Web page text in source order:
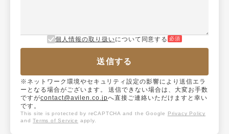
個人情報の取り扱いについて同意する 必須
送信する
※ネットワーク環境やセキュリティ設定の影響により送信エラ
ーとなる場合がございます。 送信できない場合は、大変お手数
ですがcontact@avilen.co.jpへ直接ご連絡いただけますと幸い
です。
This site is protected by reCAPTCHA and the Google
Privacy Policy
and Terms of Service apply.